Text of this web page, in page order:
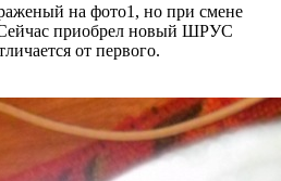
на фото1, но при смене
приобрел новый ШРУС
от первого.